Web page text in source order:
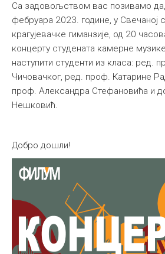
Са задовољством вас позивамо
фебруара 2023. године, у Свечаној
крагујевачке гиманзије, од 20
концерту студената камерне
наступити студенти из класа: ред.
Чичовачког, ред. проф. Катарине
проф. Александра Стефановића и
Нешковић.
Добро дошли!